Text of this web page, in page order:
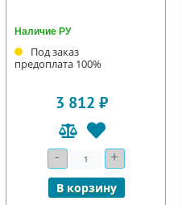
Наличие РУ
Под заказ
предоплата 100%
3 812 ₽
- Количество+
В корзину